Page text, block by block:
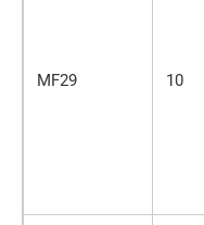
MF29 10